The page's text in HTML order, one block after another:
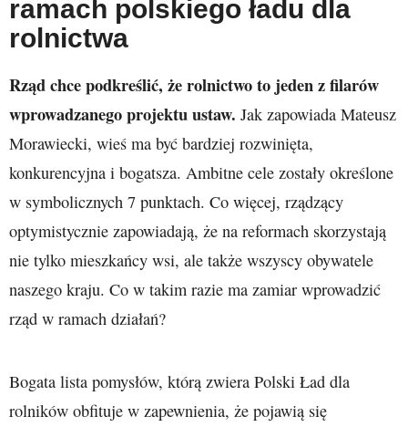
ramach polskiego ładu dla
rolnictwa
Rząd chce podkreślić, że rolnictwo to jeden z filarów
wprowadzanego projektu ustaw. Jak zapowiada Mateusz
Morawiecki, wieś ma być bardziej rozwinięta,
konkurencyjna i bogatsza. Ambitne cele zostały określone
w symbolicznych 7 punktach. Co więcej, rządzący
optymistycznie zapowiadają, że na reformach skorzystają
nie tylko mieszkańcy wsi, ale także wszyscy obywatele
naszego kraju. Co w takim razie ma zamiar wprowadzić
rząd w ramach działań?
Bogata lista pomysłów, którą zwiera Polski Ład dla
rolników obfituje w zapewnienia, że pojawią się